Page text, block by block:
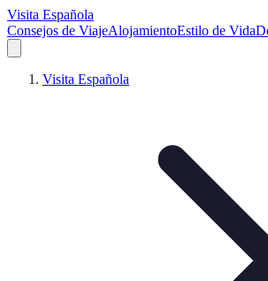
Visita Española
Consejos de ViajeAlojamientoEstilo de Vida
Visita Española